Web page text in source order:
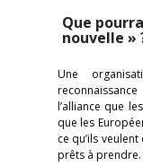
Que
nouvelle »
Une
l’alliance que
que les
ce qu’ils
prêts à prendre.